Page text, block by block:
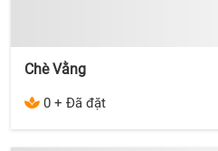
Chè Vằng
0 + Đã đặt